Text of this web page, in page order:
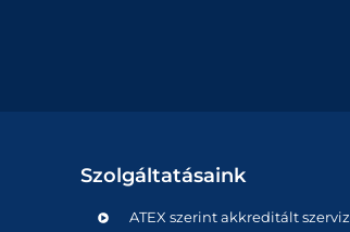
Szolgáltatásaink
ATEX szerint akkreditált szerviz